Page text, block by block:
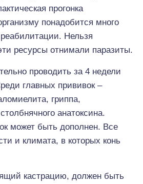
прогонка
понадобится много
Нельзя
ресурсы отнимали паразиты.
проводить за 4 недели
главных прививок –
гриппа,
анатоксина.
может быть дополнен. Все
и климата, в которых конь
кастрацию, должен быть